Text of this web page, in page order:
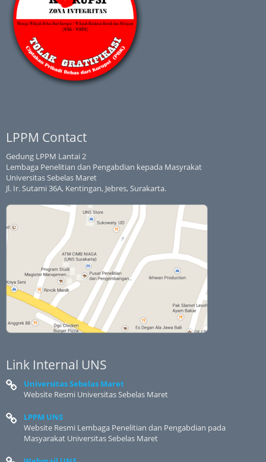
LPPM Contact
Gedung LPPM Lantai 2
Lembaga Penelitian dan Pengabdian kepada Masyrakat
Universitas Sebelas Maret
Jl. Ir. Sutami 36A, Kentingan, Jebres, Surakarta.
Link Internal UNS
Universitas Sebelas Maret
Website Resmi Universitas Sebelas Maret
LPPM UNS
Website Resmi Lembaga Penelitian dan Pengabdian pada
Masyarakat Universitas Sebelas Maret